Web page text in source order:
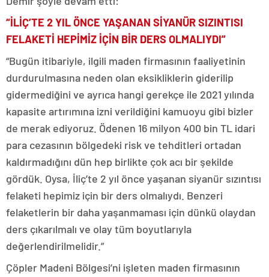
“İLİÇ’TE 2 YIL ÖNCE YAŞANAN SİYANÜR SIZINTISI
FELAKETİ HEPİMİZ İÇİN BİR DERS OLMALIYDI”
“Bugün itibariyle, ilgili maden firmasının faaliyetinin
durdurulmasına neden olan eksikliklerin giderilip
gidermediğini ve ayrıca hangi gerekçe ile 2021 yılında
kapasite artırımına izni verildiğini kamuoyu gibi bizler
de merak ediyoruz. Ödenen 16 milyon 400 bin TL idari
para cezasının bölgedeki risk ve tehditleri ortadan
kaldırmadığını dün hep birlikte çok acı bir şekilde
gördük. Oysa, İliç’te 2 yıl önce yaşanan siyanür sızıntısı
felaketi hepimiz için bir ders olmalıydı. Benzeri
felaketlerin bir daha yaşanmaması için dünkü olaydan
ders çıkarılmalı ve olay tüm boyutlarıyla
değerlendirilmelidir.”
Çöpler Madeni Bölgesi’ni işleten maden firmasının